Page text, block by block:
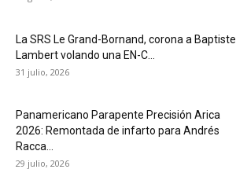
La SRS Le Grand-Bornand, corona a Baptiste
Lambert volando una EN-C...
31 julio, 2026
Panamericano Parapente Precisión Arica
2026: Remontada de infarto para Andrés
Racca...
29 julio, 2026